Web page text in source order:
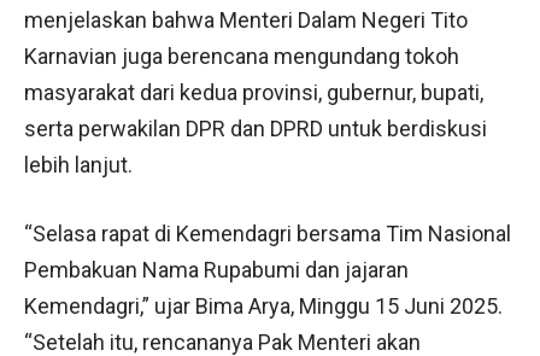
menjelaskan bahwa Menteri Dalam Negeri Tito
Karnavian juga berencana mengundang tokoh
masyarakat dari kedua provinsi, gubernur, bupati,
serta perwakilan DPR dan DPRD untuk berdiskusi
lebih lanjut.
“Selasa rapat di Kemendagri bersama Tim Nasional
Pembakuan Nama Rupabumi dan jajaran
Kemendagri,” ujar Bima Arya, Minggu 15 Juni 2025.
“Setelah itu, rencananya Pak Menteri akan